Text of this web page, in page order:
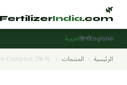
🌿
FertilizerIndia.com
🌐
English
हिन्दीالعربية
الرئيسية › المنتجات ›
Compost 2% N